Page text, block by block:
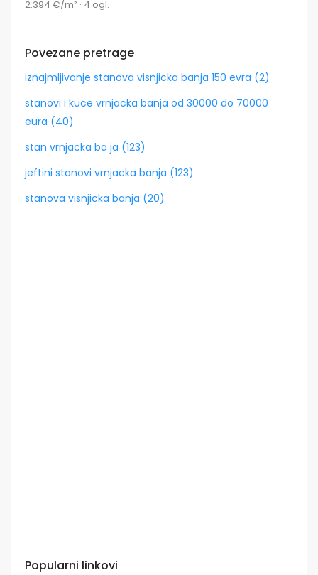
2.394 €/m² · 4 ogl.
Povezane pretrage
iznajmljivanje stanova visnjicka banja 150 evra (2)
stanovi i kuce vrnjacka banja od 30000 do 70000
eura (40)
stan vrnjacka ba ja (123)
jeftini stanovi vrnjacka banja (123)
stanova visnjicka banja (20)
Popularni linkovi